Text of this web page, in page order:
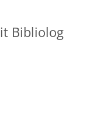
Bibliolog